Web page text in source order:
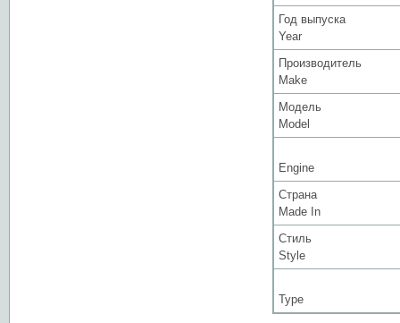
Год выпуска
Year
Производитель
Make
Модель
Model
Engine
Страна
Made In
Стиль
Style
Type